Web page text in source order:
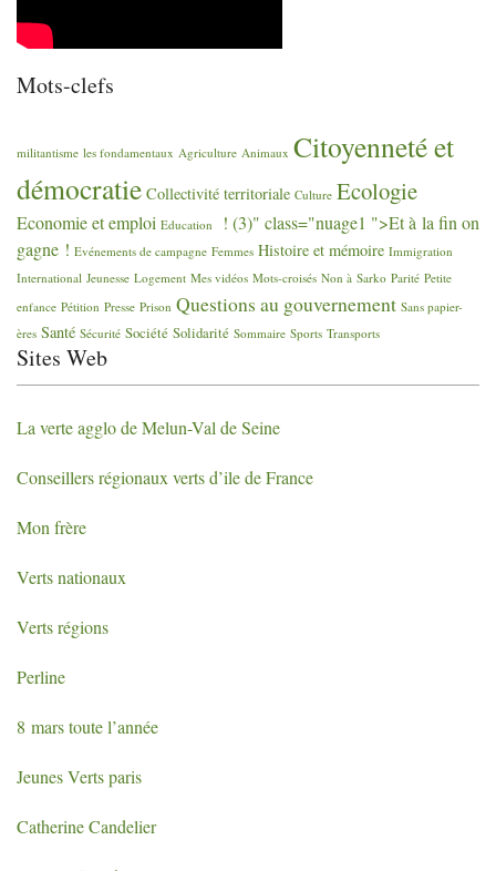
Mots-clefs
militantisme les fondamentaux Agriculture Animaux Citoyenneté et
démocratie Collectivité territoriale Culture Ecologie
Economie et emploi Education
! (3)" class="nuage1 ">Et à la fin on
gagne ! Evénements de campagne Femmes Histoire et mémoire Immigration
International Jeunesse Logement Mes vidéos Mots-croisés Non à Sarko Parité Petite
enfance Pétition Presse Prison Questions au gouvernement Sans papier-
ères Santé Sécurité Société Solidarité Sommaire Sports Transports
Sites Web
La verte agglo de Melun-Val de Seine
Conseillers régionaux verts d’ile de France
Mon frère
Verts nationaux
Verts régions
Perline
8 mars toute l’année
Jeunes Verts paris
Catherine Candelier